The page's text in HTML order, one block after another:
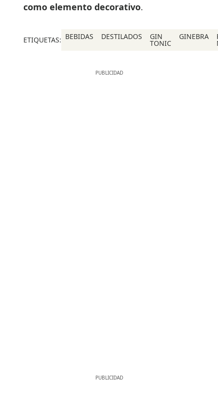
como elemento decorativo.
ETIQUETAS: BEBIDAS DESTILADOS GIN
TONIC
GINEBRA